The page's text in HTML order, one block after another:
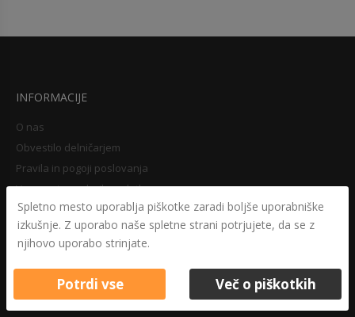
INFORMACIJE
O nas
Obvestilo delničarjem
Pravila in pogoji poslovanja
Varovanje osebnih podatkov
Druga določila
Pravilnik o zasebnosti
Pravno obvestilo
Spletno mesto uporablja piškotke zaradi boljše uporabniške
izkušnje. Z uporabo naše spletne strani potrjujete, da se z
njihovo uporabo strinjate.
Potrdi vse Več o piškotkih